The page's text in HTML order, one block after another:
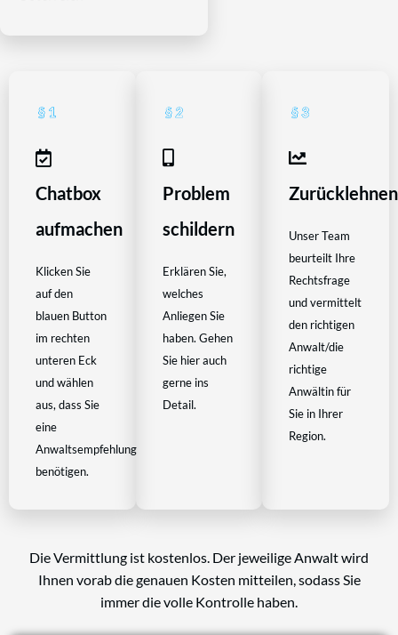
Chatbox
aufmachen
Klicken Sie
auf den
blauen Button
im rechten
unteren Eck
und wählen
aus, dass Sie
eine
Anwaltsempfehlung
benötigen.
Problem
schildern
Erklären Sie,
welches
Anliegen Sie
haben. Gehen
Sie hier auch
gerne ins
Detail.
Zurücklehnen
Unser Team
beurteilt Ihre
Rechtsfrage
und vermittelt
den richtigen
Anwalt/die
richtige
Anwältin für
Sie in Ihrer
Region.
Die Vermittlung ist kostenlos. Der jeweilige Anwalt wird
Ihnen vorab die genauen Kosten mitteilen, sodass Sie
immer die volle Kontrolle haben.